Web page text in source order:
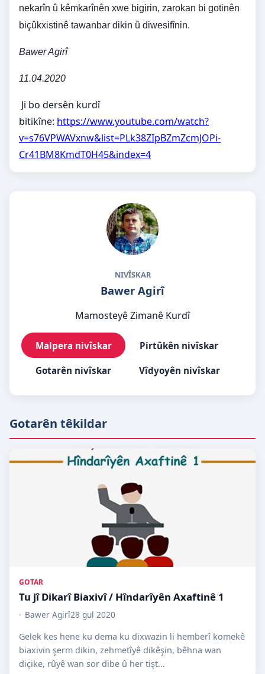
nekarîn û kêmkarînên xwe bigirin, zarokan bi gotinên
biçûkxistinê tawanbar dikin û diwesifînin.
Bawer Agirî
11.04.2020
Ji bo dersên kurdî
bitikîne: https://www.youtube.com/watch?
v=s76VPWAVxnw&list=PLk38ZIpBZmZcmJOPi-
Cr41BM8KmdT0H45&index=4
NIVÎSKAR
Bawer Agirî
Mamosteyê Zimanê Kurdî
Malpera nivîskar Pirtûkên nivîskar
Gotarên nivîskar Vîdyoyên nivîskar
Gotarên têkildar
GOTAR
Tu jî Dikarî Biaxivî / Hîndarîyên Axaftinê 1
Bawer Agirî28 gul 2020
Gelek kes hene ku dema ku dixwazin li hemberî komekê
biaxivin şerm dikin, zehmetîyê dikêşin, bêhna wan
diçike, rûyê wan sor dibe û her tişt...